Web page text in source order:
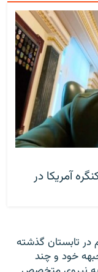
آمریکا در
در تابستان گذشته
خود و چند